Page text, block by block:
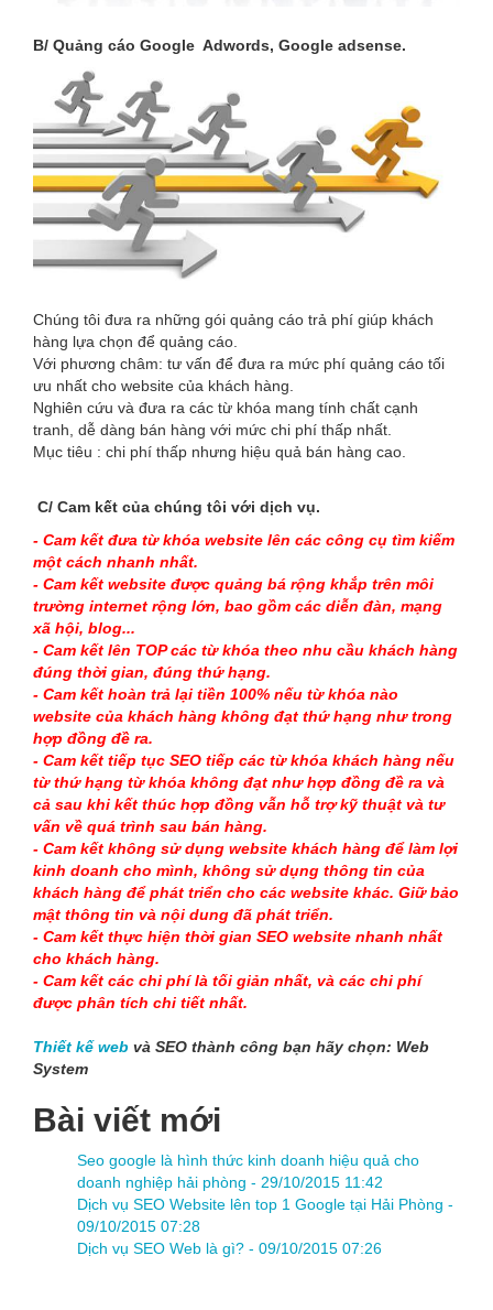
B/ Quảng cáo Google Adwords, Google adsense.
Chúng tôi đưa ra những gói quảng cáo trả phí giúp khách
hàng lựa chọn để quảng cáo.
Với phương châm: tư vấn để đưa ra mức phí quảng cáo tối
ưu nhất cho website của khách hàng.
Nghiên cứu và đưa ra các từ khóa mang tính chất cạnh
tranh, dễ dàng bán hàng với mức chi phí thấp nhất.
Mục tiêu : chi phí thấp nhưng hiệu quả bán hàng cao.
C/ Cam kết của chúng tôi với dịch vụ.
- Cam kết đưa từ khóa website lên các công cụ tìm kiếm
một cách nhanh nhất.
- Cam kết website được quảng bá rộng khắp trên môi
trường internet rộng lớn, bao gồm các diễn đàn, mạng
xã hội, blog...
- Cam kết lên TOP các từ khóa theo nhu cầu khách hàng
đúng thời gian, đúng thứ hạng.
- Cam kết hoàn trả lại tiền 100% nếu từ khóa nào
website của khách hàng không đạt thứ hạng như trong
hợp đồng đề ra.
- Cam kết tiếp tục SEO tiếp các từ khóa khách hàng nếu
từ thứ hạng từ khóa không đạt như hợp đồng đề ra và
cả sau khi kết thúc hợp đồng vẫn hỗ trợ kỹ thuật và tư
vấn về quá trình sau bán hàng.
- Cam kết không sử dụng website khách hàng để làm lợi
kinh doanh cho mình, không sử dụng thông tin của
khách hàng để phát triển cho các website khác. Giữ bảo
mật thông tin và nội dung đã phát triển.
- Cam kết thực hiện thời gian SEO website nhanh nhất
cho khách hàng.
- Cam kết các chi phí là tối giản nhất, và các chi phí
được phân tích chi tiết nhất.
Thiết kế web và SEO thành công bạn hãy chọn: Web
System
Bài viết mới
Seo google là hình thức kinh doanh hiệu quả cho
doanh nghiệp hải phòng - 29/10/2015 11:42
Dịch vụ SEO Website lên top 1 Google tại Hải Phòng -
09/10/2015 07:28
Dịch vụ SEO Web là gì? - 09/10/2015 07:26